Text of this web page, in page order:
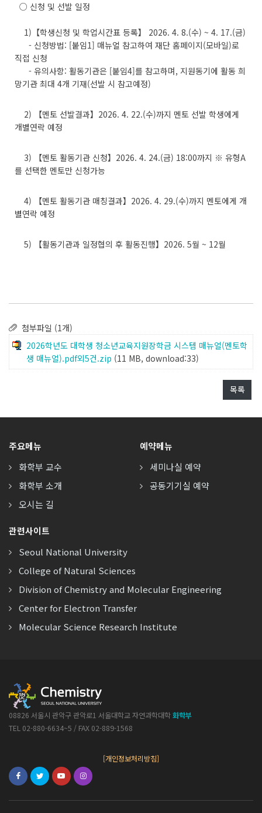
○ 신청 및 선발 일정
1)【학생신청 및 학업시간표 등록】 2026. 4. 8.(수) ~ 4. 17.(금)
- 신청방법: [붙임1] 매뉴얼 참고하여 재단 홈페이지(모바일)로
직접 신청
- 유의사항: 활동기관은 [붙임4]를 참고하며, 지원동기에 활동 희
망기관 최대 4개 기재(선발 시 참고예정)
2) 【멘토 선발결과】2026. 4. 22.(수)까지 멘토 선발 학생에게
개별연락 예정
3) 【멘토 활동기관 신청】2026. 4. 24.(금) 18:00까지 ※ 유형A
를 선택한 멘토만 신청가능
4) 【멘토 활동기관 매칭결과】2026. 4. 29.(수)까지 멘토에게 개
별연락 예정
5) 【활동기관과 일정협의 후 활동진행】2026. 5월 ~ 12월
첨부파일 (1개)
2026학년도 대학생 청소년교육지원장학금 시스템 매뉴얼(멘토학
생 매뉴얼).pdf외5건.zip (11 MB, download:33)
목록
주요메뉴
화학부 교수
화학부 소개
오시는 길
예약메뉴
세미나실 예약
공동기기실 예약
관련사이트
Seoul National University
College of Natural Sciences
Division of Chemistry and Molecular Engineering
Center for Electron Transfer
Molecular Science Research Institute
08826 서울시 관악구 관악로1 서울대학교 자연과학대학화학부
TEL 02-880-6634~5 / FAX 02-889-1568
[개인정보처리방침]